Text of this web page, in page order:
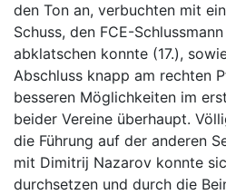
den Ton an, verbuchten mit
Schuss, den FCE-
abklatschen konnte (17.),
Abschluss knapp am rechten
besseren Möglichkeiten im
beider Vereine überhaupt.
die Führung auf der anderen
mit Dimitrij Nazarov konnte
durchsetzen und durch die